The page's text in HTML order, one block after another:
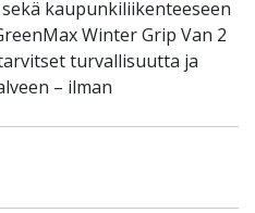
kaupunkiliikenteeseen
Winter Grip Van 2
turvallisuutta ja
– ilman